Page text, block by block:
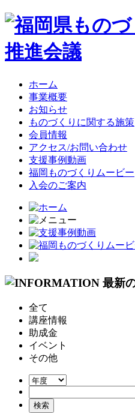
ホーム
事業概要
お知らせ
ものづくりに関する施策
会員情報
アクセス/お問い合わせ
支援事例動画
福岡ものづくりムービー
入会のご案内
全て
講座情報
助成金
イベント
その他